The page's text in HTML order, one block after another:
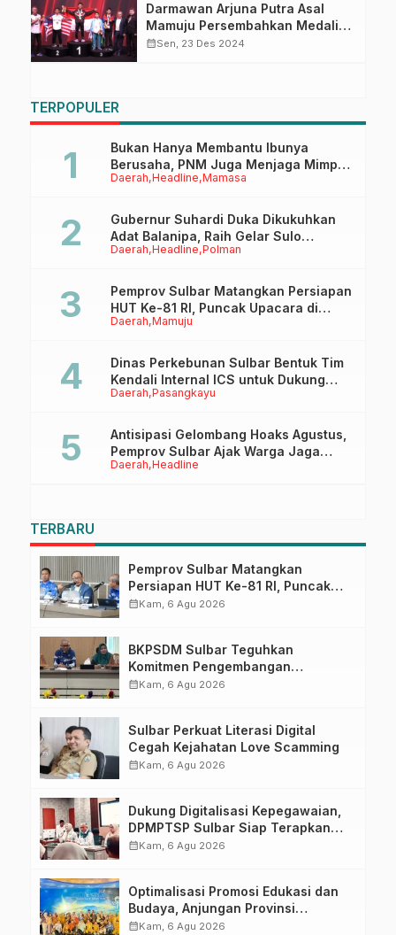
Darmawan Arjuna Putra Asal
Mamuju Persembahkan Medali
Emas di Kejuaraan Dunia Pencak
calendar_monthSen, 23 Des 2024
TERPOPULER
Daerah Headline Mamasa
Bukan Hanya Membantu Ibunya
Berusaha, PNM Juga Menjaga Mimpi
Anaknya Untuk Menggapai Cita-Cita
Daerah Headline Polman
Gubernur Suhardi Duka Dikukuhkan
Adat Balanipa, Raih Gelar Sulo
Tappidena
Daerah Mamuju
Pemprov Sulbar Matangkan Persiapan
HUT Ke-81 RI, Puncak Upacara di
Lapangan Ahmad Kirang
Daerah Pasangkayu
Dinas Perkebunan Sulbar Bentuk Tim
Kendali Internal ICS untuk Dukung
Sertifikasi ISPO Pekebun di
Daerah Headline
Antisipasi Gelombang Hoaks Agustus,
Pemprov Sulbar Ajak Warga Jaga
Ruang Digital
TERBARU
Pemprov Sulbar Matangkan
Persiapan HUT Ke-81 RI, Puncak
Upacara di Lapangan Ahmad
calendar_monthKam, 6 Agu 2026
BKPSDM Sulbar Teguhkan
Komitmen Pengembangan
Kompetensi ASN melalui
calendar_monthKam, 6 Agu 2026
Sulbar Perkuat Literasi Digital
Cegah Kejahatan Love Scamming
calendar_monthKam, 6 Agu 2026
Dukung Digitalisasi Kepegawaian,
DPMPTSP Sulbar Siap Terapkan
Aplikasi FLEKSI ASN
calendar_monthKam, 6 Agu 2026
Optimalisasi Promosi Edukasi dan
Budaya, Anjungan Provinsi
Sulawesi Barat Perkuat Kolaborasi
calendar_monthKam, 6 Agu 2026